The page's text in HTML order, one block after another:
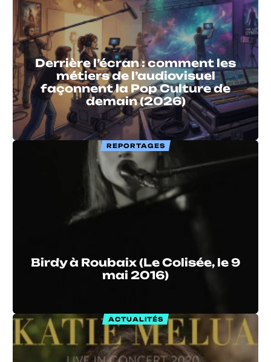
Derrière l’écran : comment les
métiers de l’audiovisuel
façonnent la Pop Culture de
demain (2026)
REPORTAGES
Birdy à Roubaix (Le Colisée, le 9
mai 2016)
ACTUALITÉS